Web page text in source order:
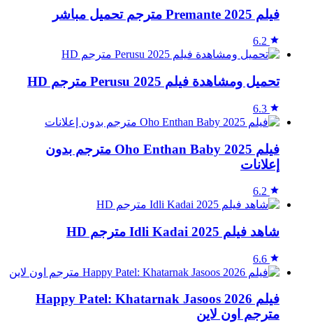
فيلم Premante 2025 مترجم تحميل مباشر
6.2
تحميل ومشاهدة فيلم Perusu 2025 مترجم HD
6.3
فيلم Oho Enthan Baby 2025 مترجم بدون
إعلانات
6.2
شاهد فيلم Idli Kadai 2025 مترجم HD
6.6
فيلم Happy Patel: Khatarnak Jasoos 2026
مترجم اون لاين